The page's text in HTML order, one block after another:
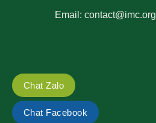
Email:
Chat Zalo
Chat Facebook